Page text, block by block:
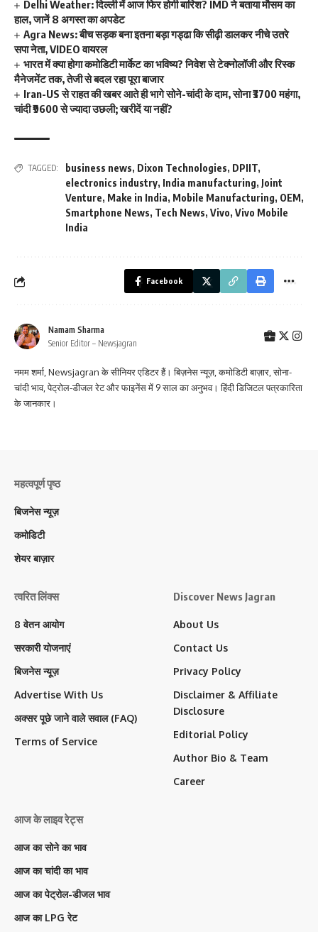
Delhi Weather: दिल्ली में आज फिर होगी बारिश? IMD ने बताया मौसम का
हाल, जानें 8 अगस्त का अपडेट
Agra News: बीच सड़क बना इतना बड़ा गड्ढा कि सीढ़ी डालकर नीचे उतरे
सपा नेता, VIDEO वायरल
भारत में क्या होगा कमोडिटी मार्केट का भविष्य? निवेश से टेक्नोलॉजी और रिस्क
मैनेजमेंट तक, तेजी से बदल रहा पूरा बाजार
Iran-US से राहत की खबर आते ही भागे सोने-चांदी के दाम, सोना ₹3700 महंगा,
चांदी ₹9600 से ज्यादा उछली; खरीदें या नहीं?
TAGGED: business news, Dixon Technologies, DPIIT,
electronics industry, India manufacturing, Joint
Venture, Make in India, Mobile Manufacturing, OEM,
Smartphone News, Tech News, Vivo, Vivo Mobile
India
Facebook
Namam Sharma
Senior Editor – Newsjagran
नमम शर्मा, Newsjagran के सीनियर एडिटर हैं। बिज़नेस न्यूज़, कमोडिटी बाज़ार, सोना-
चांदी भाव, पेट्रोल-डीजल रेट और फाइनेंस में 9 साल का अनुभव। हिंदी डिजिटल पत्रकारिता
के जानकार।
महत्वपूर्ण पृष्ठ
बिजनेस न्यूज़
कमोडिटी
शेयर बाज़ार
त्वरित लिंक्स
8 वेतन आयोग
सरकारी योजनाएं
बिजनेस न्यूज़
Advertise With Us
अक्सर पूछे जाने वाले सवाल (FAQ)
Terms of Service
Discover News Jagran
About Us
Contact Us
Privacy Policy
Disclaimer & Affiliate
Disclosure
Editorial Policy
Author Bio & Team
Career
आज के लाइव रेट्स
आज का सोने का भाव
आज का चांदी का भाव
आज का पेट्रोल-डीजल भाव
आज का LPG रेट